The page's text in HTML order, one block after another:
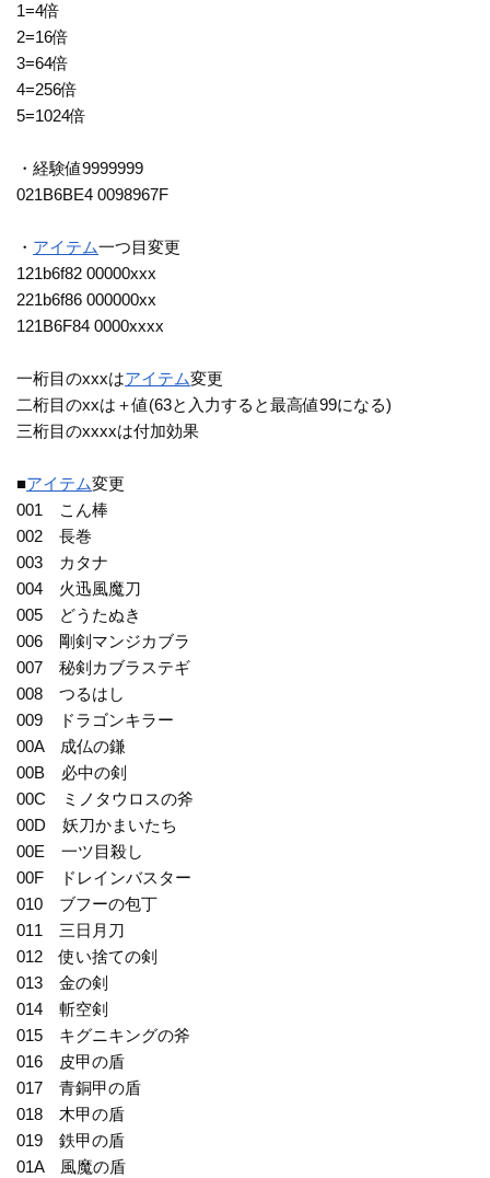
1=4倍
2=16倍
3=64倍
4=256倍
5=1024倍
・経験値9999999
021B6BE4 0098967F
・ アイテム一つ目変更
121b6f82 00000xxx
221b6f86 000000xx
121B6F84 0000xxxx
一桁目のxxxはアイテム変更
二桁目のxxは＋値(63と入力すると最高値99になる)
三桁目のxxxxは付加効果
■アイテム変更
001 こん棒
002 長巻
003 カタナ
004 火迅風魔刀
005 どうたぬき
006 剛剣マンジカブラ
007 秘剣カブラステギ
008 つるはし
009 ドラゴンキラー
00A 成仏の鎌
00B 必中の剣
00C ミノタウロスの斧
00D 妖刀かまいたち
00E 一ツ目殺し
00F ドレインバスター
010 ブフーの包丁
011 三日月刀
012 使い捨ての剣
013 金の剣
014 斬空剣
015 キグニキングの斧
016 皮甲の盾
017 青銅甲の盾
018 木甲の盾
019 鉄甲の盾
01A 風魔の盾